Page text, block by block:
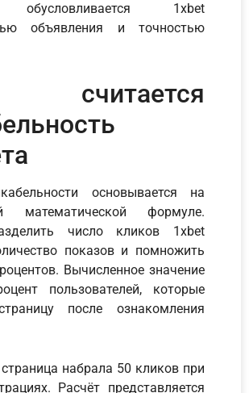
обусловливается 1xbet
объявления и точностью
основывается на
математической формуле.
число кликов 1xbet
показов и помножить
Вычисленное значение
пользователей, которые
после ознакомления
набрала 50 кликов при
Расчёт представляется